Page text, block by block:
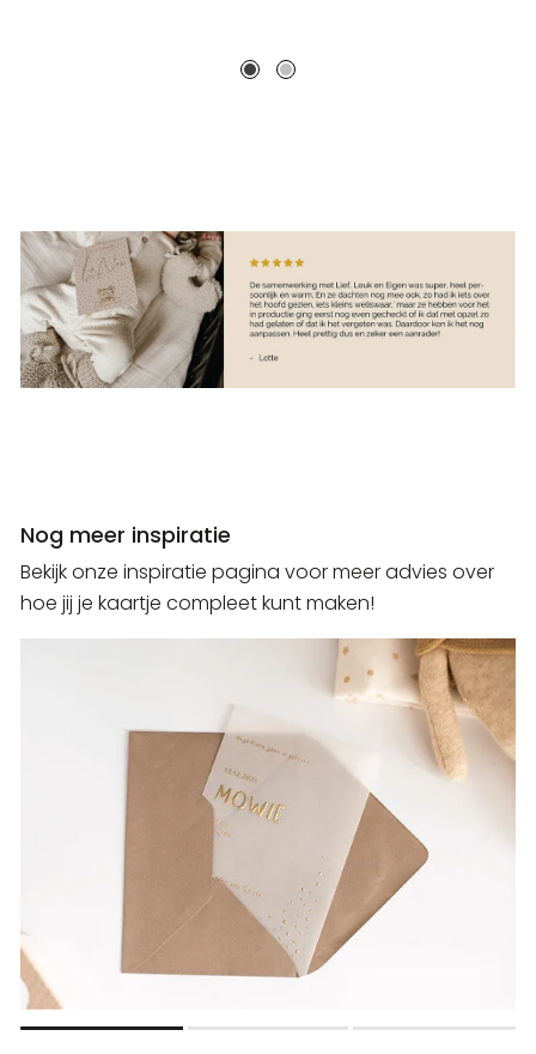
Nog meer inspiratie
Bekijk onze inspiratie pagina voor meer advies over
hoe jij je kaartje compleet kunt maken!